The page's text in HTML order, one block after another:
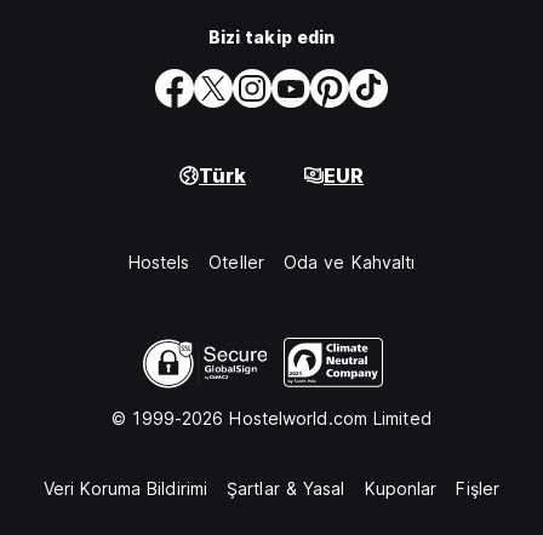
Bizi takip edin
Türk EUR
Hostels Oteller Oda ve Kahvaltı
© 1999-2026 Hostelworld.com Limited
Veri Koruma Bildirimi Şartlar & Yasal Kuponlar Fişler